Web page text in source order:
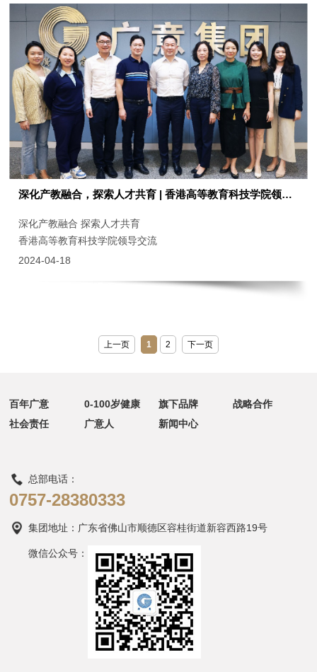
深化产教融合，探索人才共育 | 香港高等教育科技学院领导莅临广意集团参观交流
深化产教融合 探索人才共育
香港高等教育科技学院领导交流
2024-04-18
上一页 1 2 下一页
总部电话：
0757-28380333
集团地址： 广东省佛山市顺德区容桂街道新容西路19号
微信公众号：
百年广意 0-100岁健康 旗下品牌
战略合作
社会责任
广意人 新闻中心